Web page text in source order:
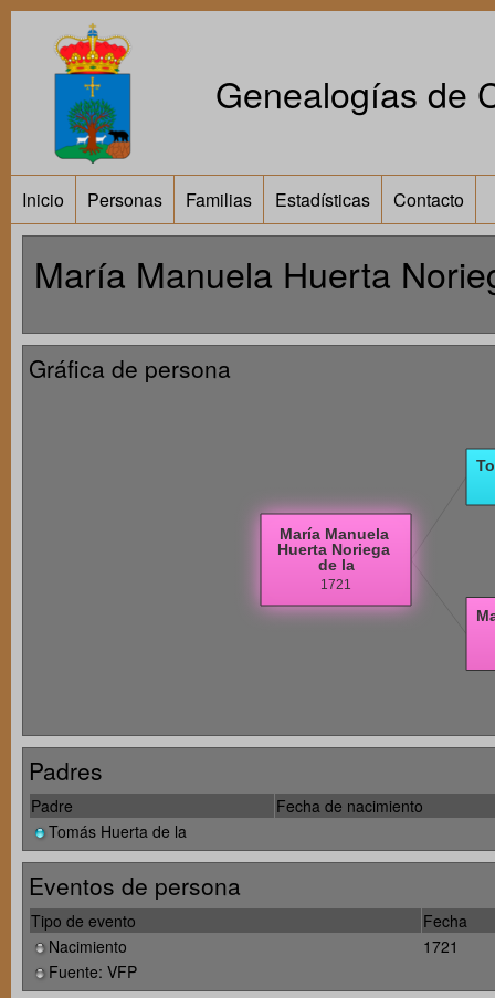
Genealogías de
Inicio Personas Familias Estadísticas Contacto
María Manuela Huerta
Gráfica de persona
Padres
Padre
Fecha de nacimiento
Tomás Huerta de la
Eventos de persona
Tipo de evento
Fecha
Nacimiento
1721
Fuente: VFP